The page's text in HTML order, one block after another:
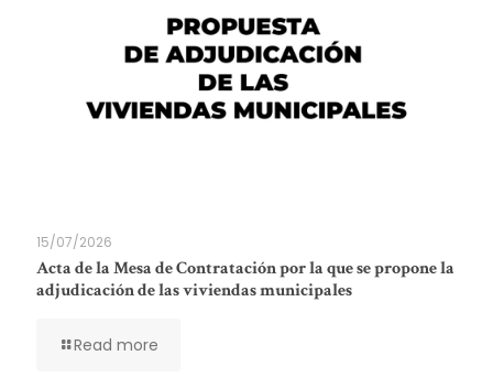
15/07/2026
Acta de la Mesa de Contratación por la que se propone la
adjudicación de las viviendas municipales
Read more